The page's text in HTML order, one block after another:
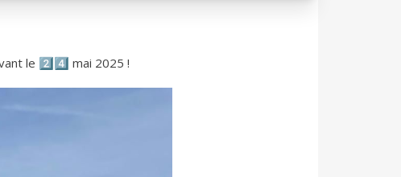
le 2️⃣4️⃣ mai 2025 !